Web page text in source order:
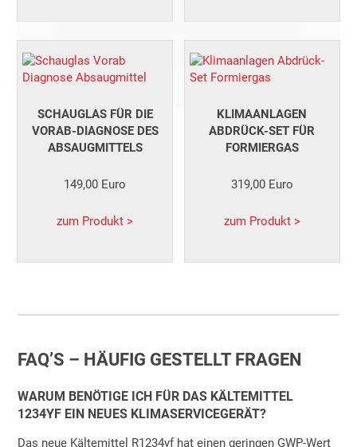
SCHAUGLAS FÜR DIE
VORAB-DIAGNOSE DES
ABSAUGMITTELS
149,00 Euro
zum Produkt >
KLIMAANLAGEN
ABDRÜCK-SET FÜR
FORMIERGAS
319,00 Euro
zum Produkt >
FAQ’S – HÄUFIG GESTELLT FRAGEN
WARUM BENÖTIGE ICH FÜR DAS KÄLTEMITTEL
1234YF EIN NEUES KLIMASERVICEGERÄT?
Das neue Kältemittel R1234yf hat einen geringen GWP-Wert